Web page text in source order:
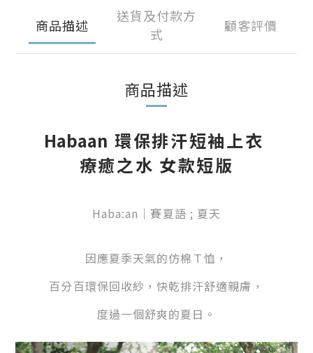
商品描述
送貨及付款方
式
顧客評價
商品描述
Habaan 環保排汗短袖上衣
療癒之水 女款短版
Haba:an｜賽夏語 ; 夏天
因應夏季天氣的仿棉Ｔ恤，
百分百環保回收紗，快乾排汗舒適親膚，
度過一個舒爽的夏日。